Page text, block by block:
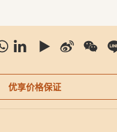
优享价格保证